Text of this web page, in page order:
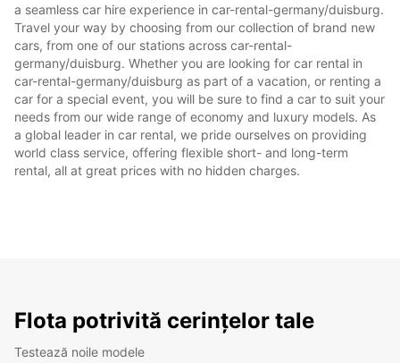
a seamless car hire experience in car-rental-germany/duisburg.
Travel your way by choosing from our collection of brand new
cars, from one of our stations across car-rental-
germany/duisburg. Whether you are looking for car rental in
car-rental-germany/duisburg as part of a vacation, or renting a
car for a special event, you will be sure to find a car to suit your
needs from our wide range of economy and luxury models. As
a global leader in car rental, we pride ourselves on providing
world class service, offering flexible short- and long-term
rental, all at great prices with no hidden charges.
Flota potrivită cerințelor tale
Testează noile modele